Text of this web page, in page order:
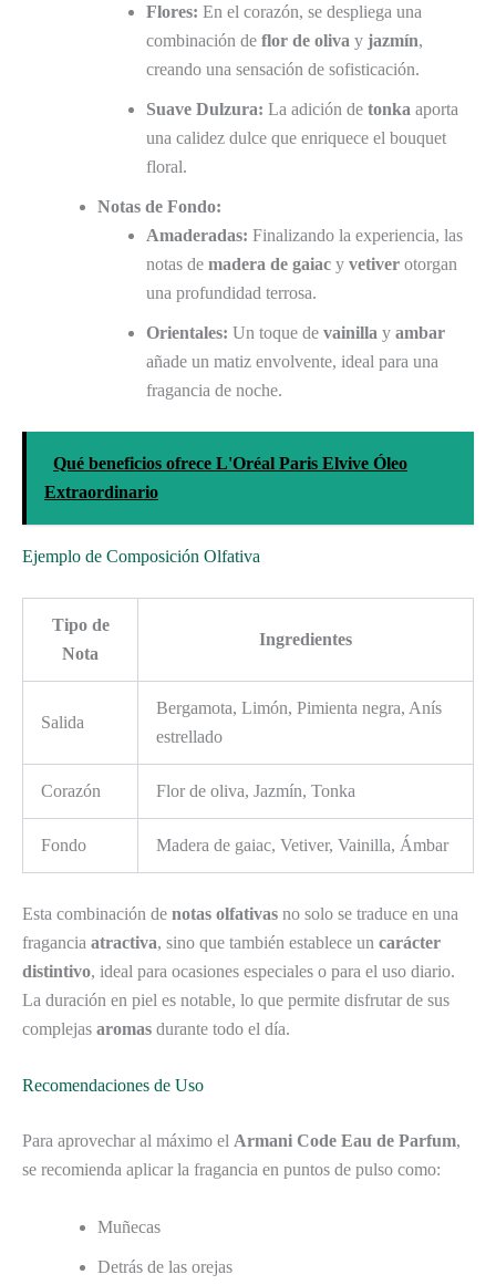
Flores: En el corazón, se despliega una
combinación de flor de oliva y jazmín,
creando una sensación de sofisticación.
Suave Dulzura: La adición de tonka aporta
una calidez dulce que enriquece el bouquet
floral.
Notas de Fondo:
Amaderadas: Finalizando la experiencia, las
notas de madera de gaiac y vetiver otorgan
una profundidad terrosa.
Orientales: Un toque de vainilla y ambar
añade un matiz envolvente, ideal para una
fragancia de noche.
Qué beneficios ofrece L'Oréal Paris Elvive Óleo
Extraordinario
Ejemplo de Composición Olfativa
Tipo de
Nota
Ingredientes
Salida
Bergamota, Limón, Pimienta negra, Anís
estrellado
Corazón Flor de oliva, Jazmín, Tonka
Fondo Madera de gaiac, Vetiver, Vainilla, Ámbar
Esta combinación de notas olfativas no solo se traduce en una
fragancia atractiva, sino que también establece un carácter
distintivo, ideal para ocasiones especiales o para el uso diario.
La duración en piel es notable, lo que permite disfrutar de sus
complejas aromas durante todo el día.
Recomendaciones de Uso
Para aprovechar al máximo el Armani Code Eau de Parfum,
se recomienda aplicar la fragancia en puntos de pulso como:
Muñecas
Detrás de las orejas